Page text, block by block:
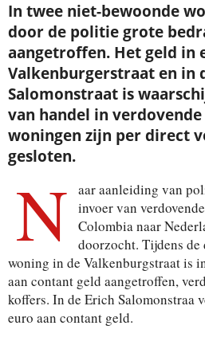
In twee niet-bewoonde
door de politie grote
aangetroffen. Het geld in
Valkenburgerstraat en in
Salomonstraat is
van handel in
woningen zijn per direct
gesloten.
N
aar aanleiding van
invoer van
Colombia naar
doorzocht. Tijdens
woning in de Valkenburgstraat is
aan contant geld aangetroffen,
koffers. In de Erich Salomonstraa
euro aan contant geld.